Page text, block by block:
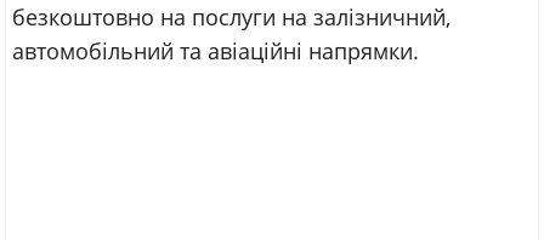
безкоштовно на послуги на залізничний,
автомобільний та авіаційні напрямки.